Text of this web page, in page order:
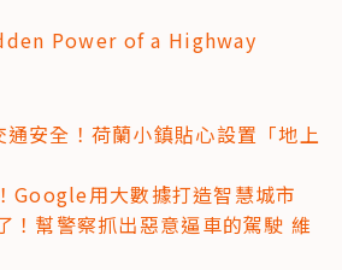
Power of a Highway
通安全！荷蘭小鎮貼心設置「地上
Google用大數據打造智慧城市
！幫警察抓出惡意逼車的駕駛 維